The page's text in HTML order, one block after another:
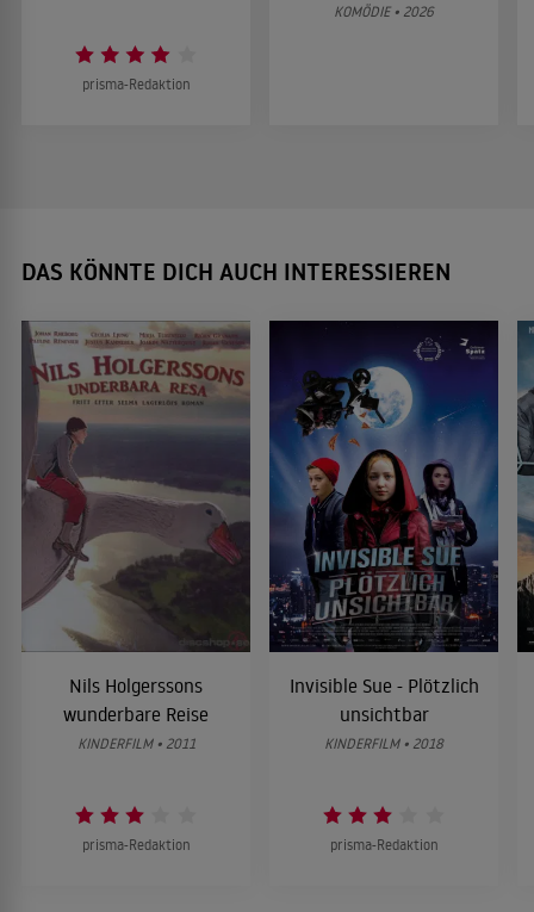
prisma-Redaktion
KOMÖDIE • 2026
DAS KÖNNTE DICH AUCH INTERESSIEREN
Nils Holgerssons
wunderbare Reise
KINDERFILM • 2011
prisma-Redaktion
Invisible Sue - Plötzlich
unsichtbar
KINDERFILM • 2018
prisma-Redaktion